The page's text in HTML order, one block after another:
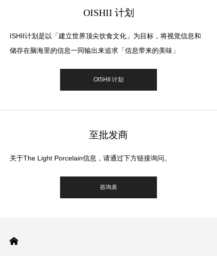
OISHII 计划
ISHII计划是以「建立世界顶尖饮食文化」为目标，将视觉信息和
储存在脑海里的信息一同输出来追求「信息带来的美味」
OISHII 计划
至批发商
关于The Light Porcelain信息，请通过下方链接询问。
咨询表